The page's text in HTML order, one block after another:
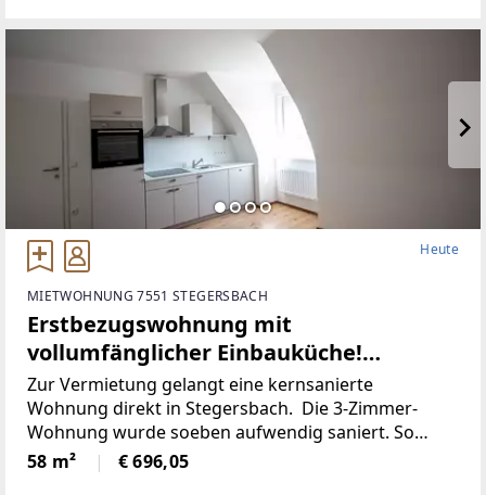
Heute
MIETWOHNUNG 7551 STEGERSBACH
Erstbezugswohnung mit
vollumfänglicher Einbauküche!
(Provisionsfrei)
Zur Vermietung gelangt eine kernsanierte
Wohnung direkt in Stegersbach. Die 3-Zimmer-
Wohnung wurde soeben aufwendig saniert. So
wurde unter anderem dieElektronik gänzlich
erneuert und für einen niedrigen
58 m² € 696,05